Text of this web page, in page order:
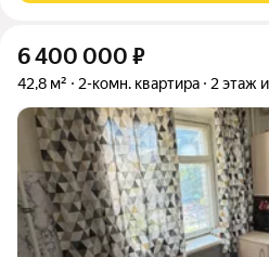
6 400 000 ₽
42,8 м² 2-комн. квартира 2 этаж